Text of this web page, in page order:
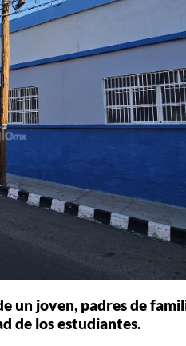
un joven, padres de
de los estudiantes.